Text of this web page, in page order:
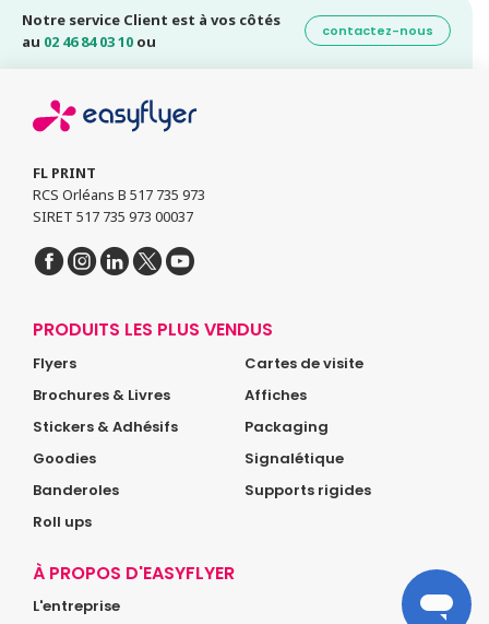
Notre service Client est à vos côtés
au 02 46 84 03 10 ou
contactez-nous
FL PRINT
RCS Orléans B 517 735 973
SIRET 517 735 973 00037
PRODUITS LES PLUS VENDUS
Flyers
Cartes de visite
Brochures & Livres
Affiches
Stickers & Adhésifs
Packaging
Goodies
Signalétique
Banderoles
Supports rigides
Roll ups
À PROPOS D'EASYFLYER
L'entreprise